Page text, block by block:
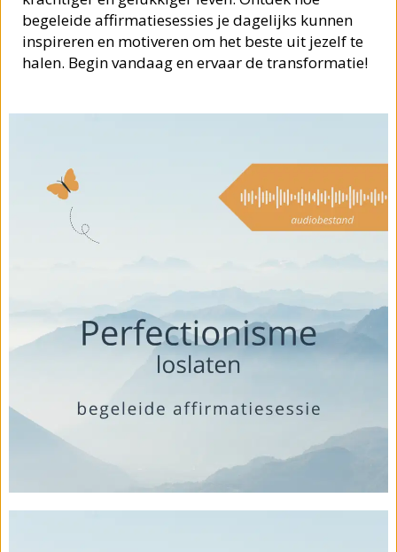
begeleide affirmatiesessies je dagelijks kunnen
inspireren en motiveren om het beste uit jezelf te
halen. Begin vandaag en ervaar de transformatie!